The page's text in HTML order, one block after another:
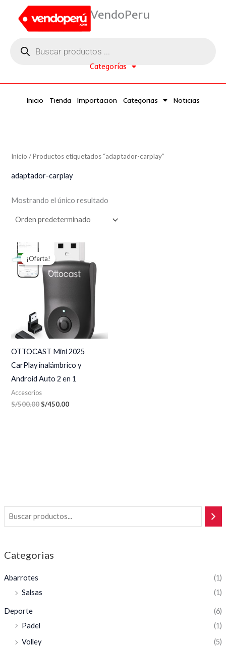
contenido
VendoPeru
productos
Categorías
Inicio Tienda Importacion Categorias Noticias
Categorias
Abarrotes
(1)
Salsas
(1)
Deporte
(6)
Padel
(1)
Volley
(5)
Inicio / Productos etiquetados “adaptador-carplay”
adaptador-carplay
Mostrando el único resultado
¡Oferta!
OTTOCAST Mini 2025
CarPlay inalámbrico y
Android Auto 2 en 1
Accesorios
S/500.00
precio
original
era:
S/500.00.
S/450.00
El
precio
actual
es:
S/450.00.